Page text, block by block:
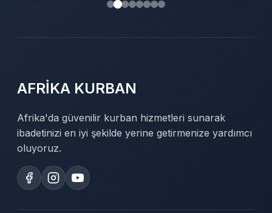
AFRİKA KURBAN
Afrika'da güvenilir kurban hizmetleri sunarak
ibadetinizi en iyi şekilde yerine getirmenize yardımcı
oluyoruz.